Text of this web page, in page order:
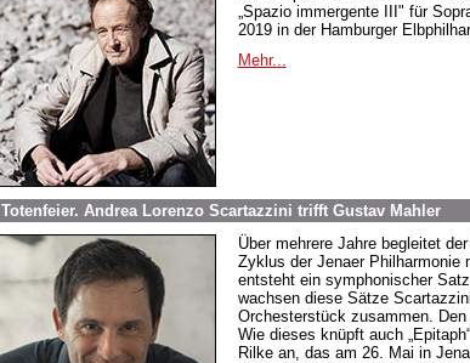
„Spazio immergente III" für
2019 in der Hamburger
Mehr...
Totenfeier. Andrea Lorenzo Scartazzini trifft Gustav Mahler
Über mehrere Jahre begleitet
Zyklus der Jenaer Philharmonie
entsteht ein symphonischer
wachsen diese Sätze
Orchesterstück zusammen.
Wie dieses knüpft auch
Rilke an, das am 26. Mai in